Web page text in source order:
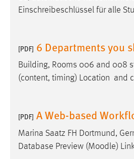
Einschreibeschlüssel für alle
[PDF] 6 Departments you
Building, Rooms 006 and 008
(content, timing) Location and
[PDF] A Web-based
Marina Saatz FH Dortmund,
Database Preview (Moodle)
Diese Informationen helfen uns
unsere Besucher unsere
Cookie Laufzeit: Max. 13 Monate